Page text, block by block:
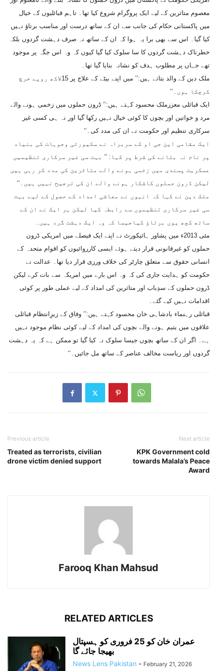
معصوم متاثرین کے لیے ایک پروگرام شروع کیا تھا۔ تاہم قبائلیوں کے خیال
میں پاکستانی حکام کی جانب سے ان کے ساتھ درست اور مناسب برتاؤ نہیں
کیا گیا۔ اس سے بھی برا یہ ہوا کہ ان کے ساتھ نہ صرف دہشت گردوں بلکہ
خطرناک دہشت گردوں کا سا سلوک کیا گیا کیوں کہ وہ اس جگہ پر موجود
تھے جہاں پر مطلوب ہدف کو نشانہ بنایا گیا تھا۔
ملک دین کے والد بتاتے ہیں:’’ میں اپنے بیٹے کے علاج پر 15لاکھ روپے خرچ
کرچکا ہوں۔‘‘
ایک قبائلی معززملک محسود کہتے ہیں:’’ ڈرون حملوں میں زخمی ہونے والے
مرد و خواتین اور بچوں کا کوئی خیال نہیں رکھا گیا اور نہ ہی کسی غیر
سرکاری تنظیم اور حکومت نے ان کی مدد کی۔‘‘
ایک مقامی این جی او کے سربراہ نے سکیورٹی وجوہات کی بنیاد
پر نام نہ بتانے کی شرط پر کہا: ’’ بہت سی غیر سرکاری تنظیمیں
عسکریت پسندی میں زخمی ہونے والے متاثرین کی مدد کر رہی ہیں
لیکن ڈرون حملوں کاشکار ہونے والے ان کی ترجیح نہیں ہیں۔‘‘
ملک دین نے کہا کہ انہوں نے معاشی امداد کے حصول کے لیے بہت
سی غیر سرکاری تنظیموں سے رابطہ کیا لیکن ہر ایک نے ان کے
ساتھ کچھ یوں برتاؤ کیاجیسا کہ وہ ایک دہشت گرد ہیں۔
مئی 2013ء میں پشاور ہائیکورٹ نے اپنے ایک فیصلے میں امریکی ڈرون
حملوں کو غیرقانونی قرار دیتے ہوئے ایسی کارروائیوں کو اقوام متحدہ کے
انسانی حقوق سے متعلق چارٹر کی خلاف ورزی قرار دیا تھا۔ عدالت نے
حکومت کو ہدایت جاری کی کہ وہ اس بارے میں امریکہ سے بات کرے لیکن
ڈرون حملوں کے سدِباب اور متاثرین کی امداد کے لیے عملی طور پر کوئی
اقدامات نہیں کیے گئے۔
قبائلی رہنماء بادشاہی خان محسود کہتے ہیں:’’ وفاق کے زیرِانتظام قبائلی
علاقوں میں یتیم ہونے والے بچوں کی امداد کے لیے کوئی نظام موجود نہیں
ہے۔ اگر ان کے ساتھ بچوں جیسا سلوک نہ کیا گیا تو ممکن ہے کہ یہ دہشت
گردوں اور ریاست مخالف عناصر کے ساتھ مل جائیں۔‘‘
Previous article
Treated as terrorists, civilian
drone victim denied support
Next article
KPK Government cold
towards Malala’s Peace
Award
Farooq Khan Mahsud
RELATED ARTICLES
عمران خان کو 25 فروری کو ہسپتال
بھیجا جائے گا
News Lens Pakistan - February 21, 2026